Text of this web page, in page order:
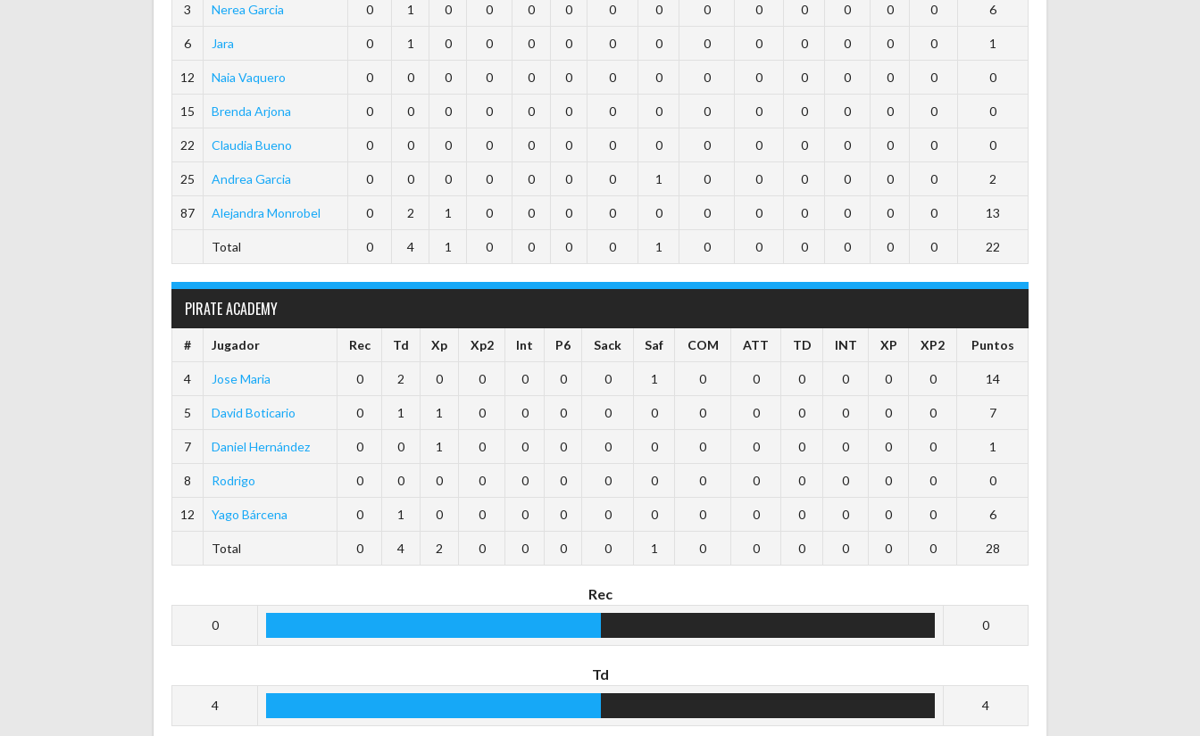
3 Nerea Garcia 0 1 0 0 0 0 0 0 0 0 0 0 0 0 6
6 Jara 0 1 0 0 0 0 0 0 0 0 0 0 0 0 1
12 Naia Vaquero 0 0 0 0 0 0 0 0 0 0 0 0 0 0 0
15 Brenda Arjona 0 0 0 0 0 0 0 0 0 0 0 0 0 0 0
22 Claudia Bueno 0 0 0 0 0 0 0 0 0 0 0 0 0 0 0
25 Andrea Garcia 0 0 0 0 0 0 0 1 0 0 0 0 0 0 2
87 Alejandra Monrobel 0 2 1 0 0 0 0 0 0 0 0 0 0 0 13
Total 0 4 1 0 0 0 0 1 0 0 0 0 0 0 22
PIRATE ACADEMY
# Jugador Rec Td Xp Xp2 Int P6 Sack Saf COM ATT TD INT XP XP2 Puntos
4 Jose Maria 0 2 0 0 0 0 0 1 0 0 0 0 0 0 14
5 David Boticario 0 1 1 0 0 0 0 0 0 0 0 0 0 0 7
7 Daniel Hernández 0 0 1 0 0 0 0 0 0 0 0 0 0 0 1
8 Rodrigo 0 0 0 0 0 0 0 0 0 0 0 0 0 0 0
12 Yago Bárcena 0 1 0 0 0 0 0 0 0 0 0 0 0 0 6
Total 0 4 2 0 0 0 0 1 0 0 0 0 0 0 28
Rec
0 0
Td
4 4